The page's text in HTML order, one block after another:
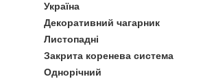
Україна
Декоративний чагарник
Листопадні
Закрита коренева система
Однорічний